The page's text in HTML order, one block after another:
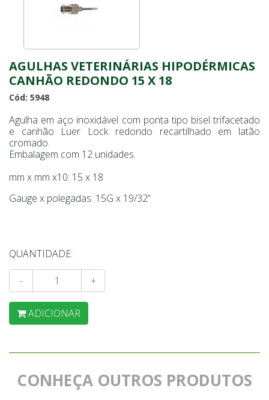
AGULHAS VETERINÁRIAS HIPODÉRMICAS
CANHÃO REDONDO 15 X 18
Cód: 5948
Agulha em aço inoxidável com ponta tipo bisel trifacetado
e canhão Luer Lock redondo recartilhado em latão
cromado.
Embalagem com 12 unidades.
mm x mm x10: 15 x 18
Gauge x polegadas: 15G x 19/32”
QUANTIDADE:
- +
ADICIONAR
CONHEÇA OUTROS PRODUTOS